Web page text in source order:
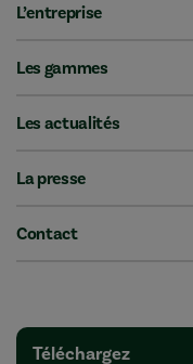
L’entreprise
Les gammes
Les actualités
La presse
Contact
Téléchargez